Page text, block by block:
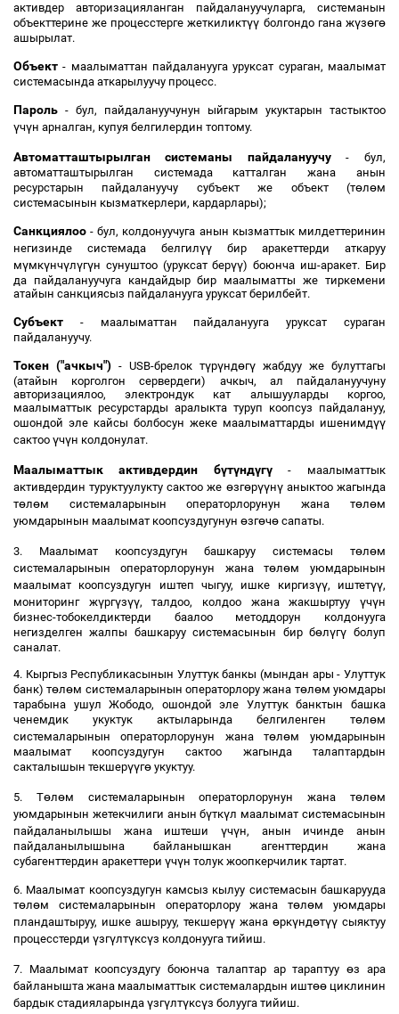
активдер авторизацияланган пайдалануучуларга, системанын
объекттерине же процесстерге жеткиликтүү болгондо гана жүзөгө
ашырылат.
Объект - маалыматтан пайдаланууга уруксат сураган, маалымат
системасында аткарылуучу процесс.
Пароль - бул, пайдалануучунун ыйгарым укуктарын тастыктоо
үчүн арналган, купуя белгилердин топтому.
Автоматташтырылган системаны пайдалануучу - бул,
автоматташтырылган системада катталган жана анын
ресурстарын пайдалануучу субъект же объект (төлөм
системасынын кызматкерлери, кардарлары);
Санкциялоо - бул, колдонуучуга анын кызматтык милдеттеринин
негизинде системада белгилүү бир аракеттерди аткаруу
мүмкүнчүлүгүн сунуштоо (уруксат берүү) боюнча иш-аракет. Бир
да пайдалануучуга кандайдыр бир маалыматты же тиркемени
атайын санкциясыз пайдаланууга уруксат берилбейт.
Субъект - маалыматтан пайдаланууга уруксат сураган
пайдалануучу.
Токен ("ачкыч") - USB-брелок түрүндөгү жабдуу же булуттагы
(атайын корголгон сервердеги) ачкыч, ал пайдалануучуну
авторизациялоо, электрондук кат алышууларды коргоо,
маалыматтык ресурстарды аралыкта туруп коопсуз пайдалануу,
ошондой эле кайсы болбосун жеке маалыматтарды ишенимдүү
сактоо үчүн колдонулат.
Маалыматтык активдердин бүтүндүгү - маалыматтык
активдердин туруктуулукту сактоо же өзгөрүүнүаныктоо жагында
төлөм системаларынын операторлорунун жана төлөм
уюмдарынын маалымат коопсуздугунун өзгөчө сапаты.
3. Маалымат коопсуздугун башкаруу системасы төлөм
системаларынын операторлорунун жана төлөм уюмдарынын
маалымат коопсуздугун иштеп чыгуу, ишке киргизүү, иштетүү,
мониторинг жүргүзүү, талдоо, колдоо жана жакшыртууүчүн
бизнес-тобокелдиктерди баалоо методдорун колдонууга
негизделген жалпы башкаруу системасынын бир бөлүгү болуп
саналат.
4. Кыргыз Республикасынын Улуттук банкы (мындан ары - Улуттук
банк) төлөм системаларынын операторлору жана төлөм уюмдары
тарабына ушул Жободо, ошондой эле Улуттук банктын башка
ченемдик укуктук актыларында белгиленген төлөм
системаларынын операторлорунун жана төлөм уюмдарынын
маалымат коопсуздугун сактоо жагында талаптардын
сакталышын текшерүүгө укуктуу.
5. Төлөм системаларынын операторлорунун жана төлөм
уюмдарынын жетекчилиги анын бүткүл маалымат системасынын
пайдаланылышы жана иштеши үчүн, анын ичинде анын
пайдаланылышына байланышкан агенттердин жана
субагенттердин аракеттери үчүн толук жоопкерчилик тартат.
6. Маалымат коопсуздугун камсыз кылуу системасын башкарууда
төлөм системаларынын операторлору жана төлөм уюмдары
пландаштыруу, ишке ашыруу, текшерүү жана өркүндөтүү сыяктуу
процесстерди үзгүлтүксүз колдонууга тийиш.
7. Маалымат коопсуздугу боюнча талаптар ар тараптууөз ара
байланышта жана маалыматтык системалардын иштөөциклинин
бардык стадияларында үзгүлтүксүз болууга тийиш.